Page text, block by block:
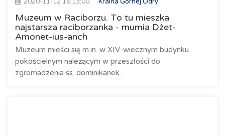
Muzeum w Raciborzu. To tu mieszka
najstarsza raciborzanka - mumia Dżet-
Amonet-ius-anch
Muzeum mieści się m.in. w XIV-wiecznym budynku
pokościelnym należącym w przeszłości do
zgromadzenia ss. dominikanek.